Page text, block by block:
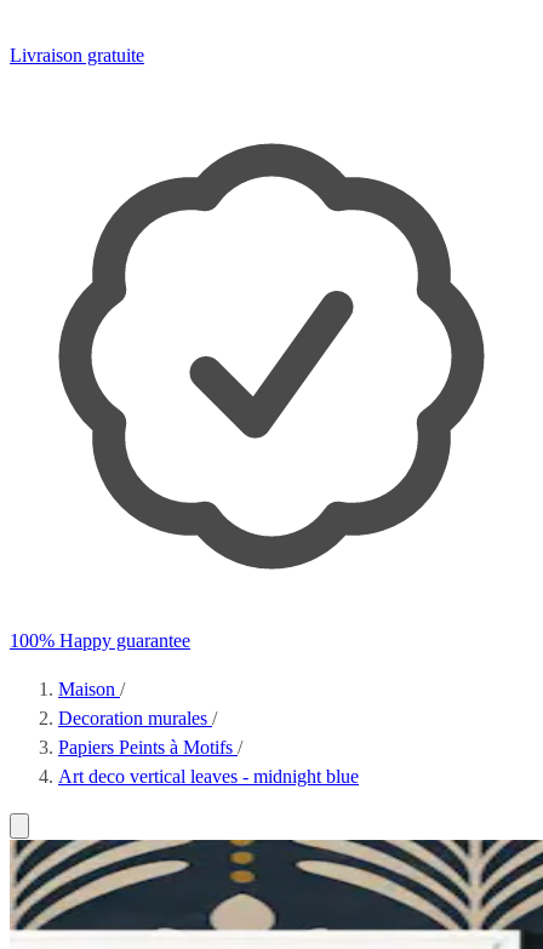
Livraison gratuite
100% Happy guarantee
Maison /
Decoration murales /
Papiers Peints à Motifs /
Art deco vertical leaves - midnight blue